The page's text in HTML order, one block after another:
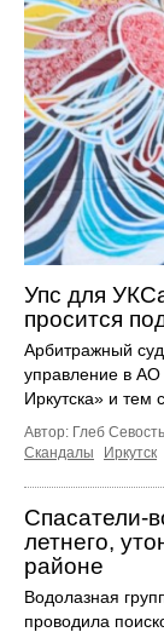
Упс для
просится
Арбитражный
управление в АО
Иркутска» и тем
Автор: Глеб
Скандалы
Иркутск
Спасатели-
летнего,
районе
Водолазная
проводила